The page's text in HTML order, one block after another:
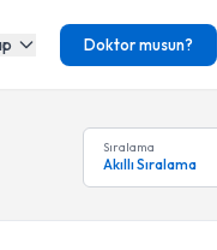
Doktor musun?
Sıralama
Akıllı Sıralama